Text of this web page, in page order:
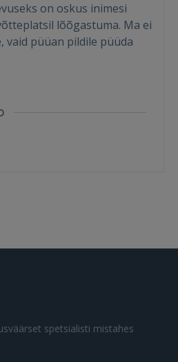
on oskus inimesi
lõõgastuma. Ma ei
vaid püüan pildile püüda
spetsialisti mistahes